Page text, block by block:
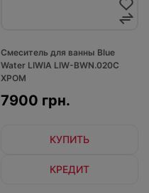
Смеситель для ванны Blue
Water LIWIA LIW-BWN.020C
ХРОМ
7900 грн.
КУПИТЬ
КРЕДИТ